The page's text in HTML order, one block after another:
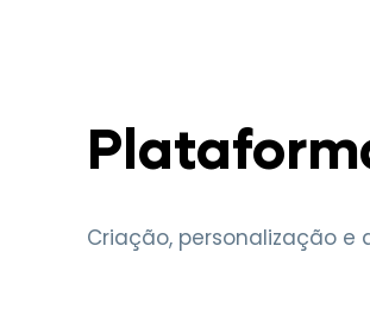
Criação, personalização